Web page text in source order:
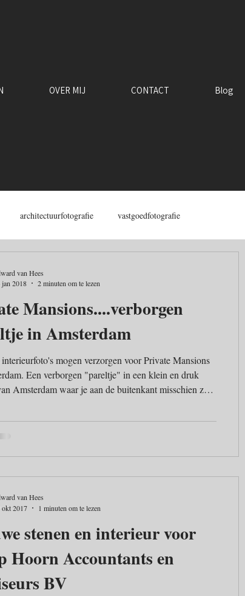
OVER MIJ CONTACT Blog
architectuurfotografie vastgoedfotografie
Mansions....verborgen
in Amsterdam
mogen verzorgen voor Private Mansions
Een verborgen "pareltje" in een klein en druk
Amsterdam waar je aan de buitenkant misschien zo
voor een informele bedrijfsfeest of evenement.
van Hees
jan 2018
2 minuten om te lezen
stenen en interieur voor
Hoorn Accountants en
BV
van Hees
okt 2017
1 minuten om te lezen